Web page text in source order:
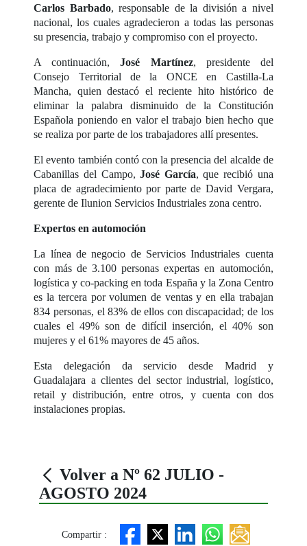
Carlos Barbado, responsable de la división a nivel
nacional, los cuales agradecieron a todas las personas
su presencia, trabajo y compromiso con el proyecto.
A continuación,José Martínez, presidente del
Consejo Territorial de la ONCE en Castilla-La
Mancha, quien destacó el reciente hito histórico de
eliminar la palabra disminuido de la Constitución
Española poniendo en valor el trabajo bien hecho que
se realiza por parte de los trabajadores allí presentes.
El evento también contó con la presencia del alcalde de
Cabanillas del Campo,José García, que recibió una
placa de agradecimiento por parte de David Vergara,
gerente de Ilunion Servicios Industriales zona centro.
Expertos en automoción
La línea de negocio de Servicios Industriales cuenta
con más de 3.100 personas expertas en automoción,
logística y co-packing en toda España y la Zona Centro
es la tercera por volumen de ventas y en ella trabajan
834 personas, el 83% de ellos con discapacidad; de los
cuales el 49% son de difícil inserción, el 40% son
mujeres y el 61% mayores de 45 años.
Esta delegación da servicio desde Madrid y
Guadalajara a clientes del sector industrial, logístico,
retail y distribución, entre otros, y cuenta con dos
instalaciones propias.
Volver a Nº 62 JULIO -
AGOSTO 2024
Compartir :